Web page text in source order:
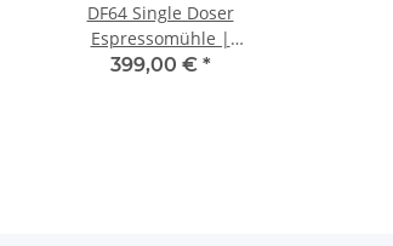
DF64 Single Doser
Espressomühle |
Titanium - Red Burrs |
399,00 € *